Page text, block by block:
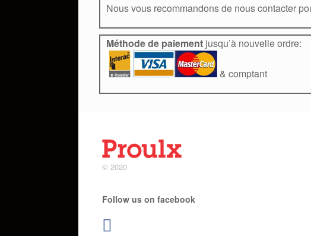
Nous vous recommandons de nous contacter
Méthode de paiement jusqu’à nouvelle ordre:
& comptant
© 2020
Follow us on facebook